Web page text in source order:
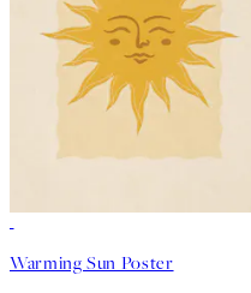
Warming Sun Poster